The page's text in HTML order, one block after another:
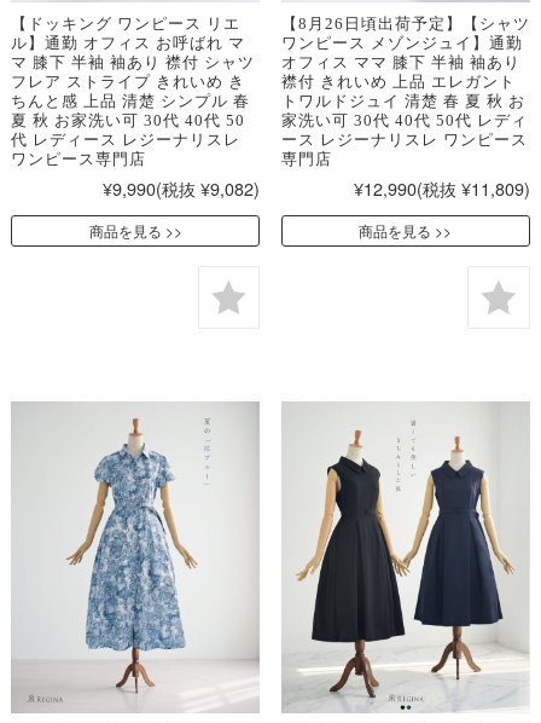
【ドッキング ワンピース リエ
ル】通勤 オフィス お呼ばれ マ
マ 膝下 半袖 袖あり 襟付 シャツ
フレア ストライプ きれいめ き
ちんと感 上品 清楚 シンプル 春
夏 秋 お家洗い可 30代 40代 50
代 レディース レジーナリスレ
ワンピース専門店
¥9,990(税抜 ¥9,082)
商品を見る
【8月26日頃出荷予定】【シャツ
ワンピース メゾンジュイ】通勤
オフィス ママ 膝下 半袖 袖あり
襟付 きれいめ 上品 エレガント
トワルドジュイ 清楚 春 夏 秋 お
家洗い可 30代 40代 50代 レディ
ース レジーナリスレ ワンピース
専門店
¥12,990(税抜 ¥11,809)
商品を見る